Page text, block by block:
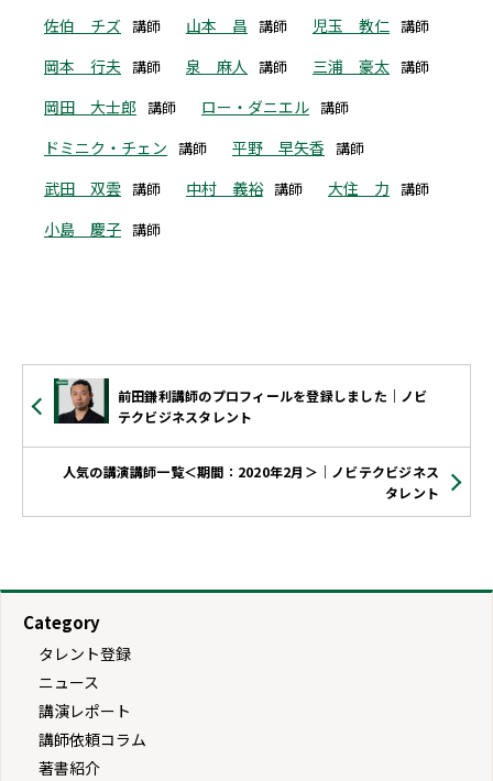
佐伯 チズ 講師 山本 昌 講師 児玉 教仁 講師
岡本 行夫 講師 泉 麻人 講師 三浦 豪太 講師
岡田 大士郎 講師 ロー・ダニエル 講師
ドミニク・チェン 講師 平野 早矢香 講師
武田 双雲 講師 中村 義裕 講師 大住 力 講師
小島 慶子 講師
前田鎌利講師のプロフィールを登録しました｜ノビ
テクビジネスタレント
人気の講演講師一覧＜期間：2020年2月＞｜ノビテクビジネス
タレント
Category
タレント登録
ニュース
講演レポート
講師依頼コラム
著書紹介